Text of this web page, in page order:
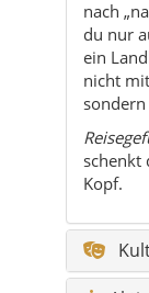
schenkt
Kopf.